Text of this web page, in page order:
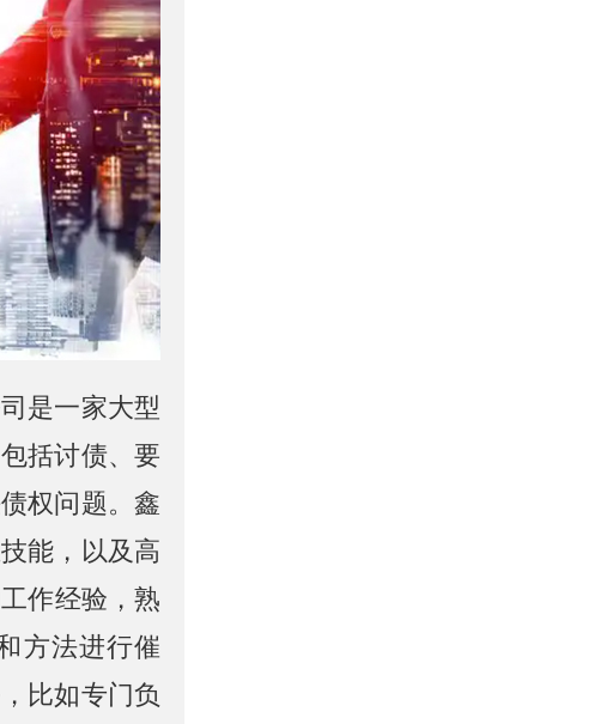
是一家大型
括讨债、要
权问题。鑫
能，以及高
作经验，熟
方法进行催
比如专门负